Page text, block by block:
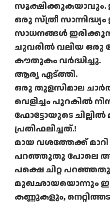
സൂക്ഷിക്കുകയാവും.
ഒരു സ്ത്രീ
സാധനങ്ങള്‍
ചുവരില്‍ വലിയ ഒരു
കൗതുകം വര്‍ദ്ധിച്ചു.
ആര്യ ഏട്ത്തി.
ഒരു തുളസിമാല
വെളിച്ചം പുറകില്‍
ഫോട്ടോയുടെ
പ്രതിഫലിച്ചത്.!
മായ വശത്തേക്ക്
പറഞ്ഞുതു പോലെ
പക്ഷെ ചിറ്റ
മുഖഛായയൊന്നും
കണ്ണുകളും,